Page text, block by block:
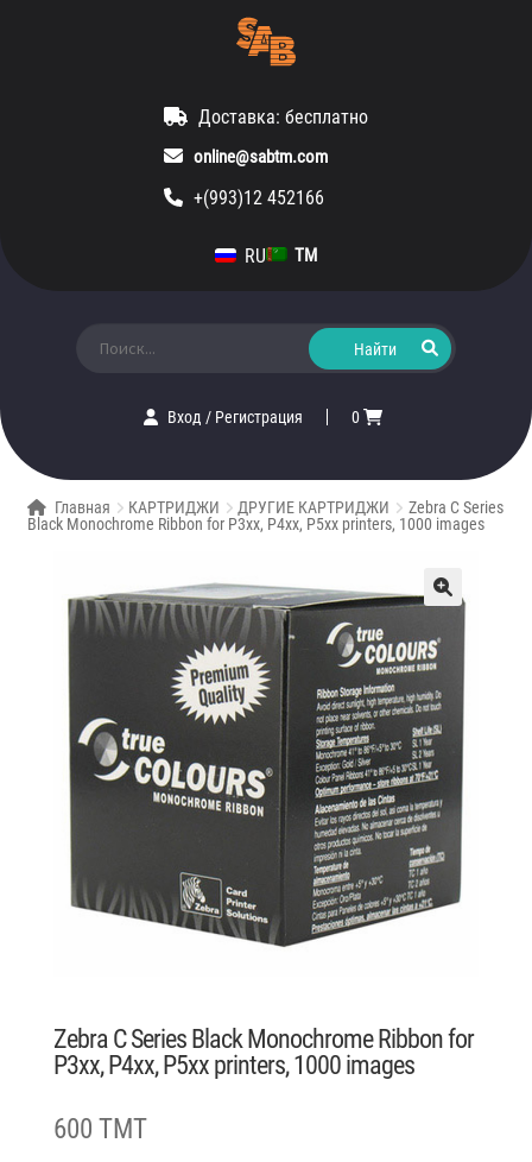
Доставка: бесплатно
online@sabtm.com
+(993)12 452166
RU TM
Вход/ Регистрация 0
Главная КАРТРИДЖИ ДРУГИЕ КАРТРИДЖИ
Zebra C Series
Black Monochrome Ribbon for P3xx, P4xx, P5xx printers, 1000 images
Zebra C Series Black Monochrome Ribbon for
P3xx, P4xx, P5xx printers, 1000 images
600 TMT